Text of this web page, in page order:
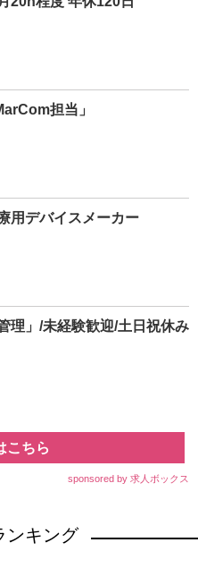
担当」
用デバイスメーカー
理」/未経験歓迎/土日祝休み
こちら
sponsored by 求人ボックス
ンキング